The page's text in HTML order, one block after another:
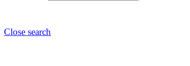
Close search